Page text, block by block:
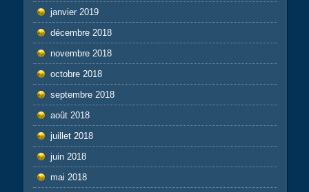
janvier 2019
décembre 2018
novembre 2018
octobre 2018
septembre 2018
août 2018
juillet 2018
juin 2018
mai 2018